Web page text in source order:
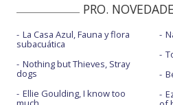
PRO.
La Casa Azul, Fauna y flora
subacuática
Nothing but Thieves, Stray
dogs
Ellie Goulding, I know too